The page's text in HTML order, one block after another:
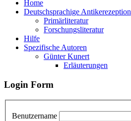
Home
Deutschsprachige Antikerezeption
Primärliteratur
Forschungsliteratur
Hilfe
Spezifische Autoren
Günter Kunert
Erläuterungen
Login Form
Benutzername